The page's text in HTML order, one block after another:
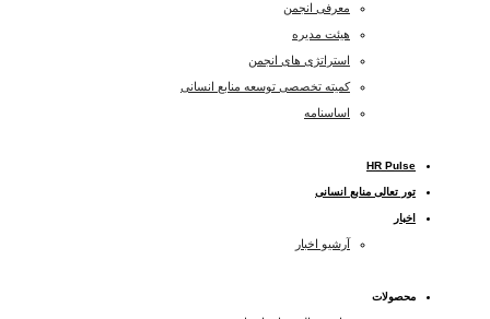
معرفی انجمن
هیئت مدیره
استراتژی های انجمن
کمیته تخصصی توسعه منابع انسانی
اساسنامه
HR Pulse
تور تعالی منابع انسانی
اخبار
آرشیو اخبار
محصولات